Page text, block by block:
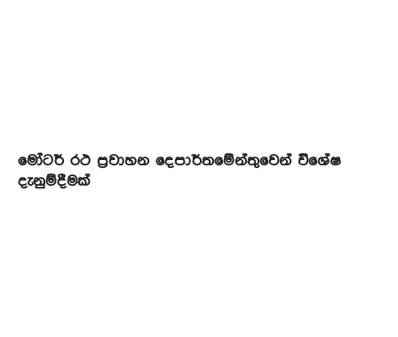
මෝටර් රථ ප්‍රවාහන දෙපාර්තමේන්තුවෙන් විශේෂ
දැනුම්දීමක්